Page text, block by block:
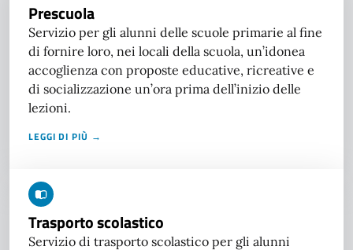
Prescuola
Servizio per gli alunni delle scuole primarie al fine
di fornire loro, nei locali della scuola, un’idonea
accoglienza con proposte educative, ricreative e
di socializzazione un’ora prima dell’inizio delle
lezioni.
LEGGI DI PIÙ →
Trasporto scolastico
Servizio di trasporto scolastico per gli alunni